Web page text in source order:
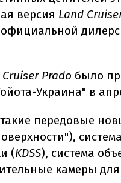
версия Land
Prado было
Украина" в
передовые
(KDSS), система
камеры